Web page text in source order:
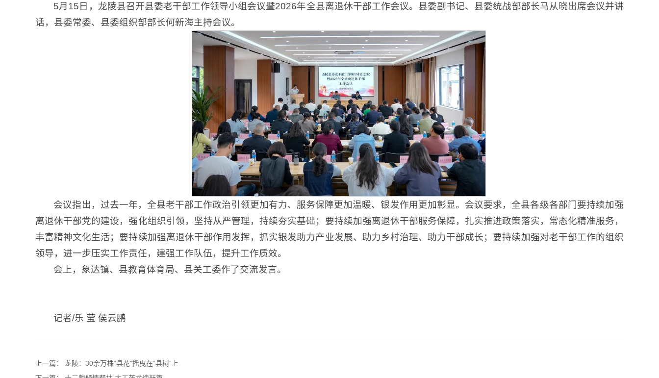
5月15日，龙陵县召开县委老干部工作领导小组会议暨2026年全县离退休干部工作会议。县委副书记、县委统战部部长马从晓出席会议并讲
话，县委常委、县委组织部部长何新海主持会议。
会议指出，过去一年，全县老干部工作政治引领更加有力、服务保障更加温暖、银发作用更加彰显。会议要求，全县各级各部门要持续加强
离退休干部党的建设，强化组织引领，坚持从严管理，持续夯实基础；要持续加强离退休干部服务保障，扎实推进政策落实，常态化精准服务，
丰富精神文化生活；要持续加强离退休干部作用发挥，抓实银发助力产业发展、助力乡村治理、助力干部成长；要持续加强对老干部工作的组织
领导，进一步压实工作责任，建强工作队伍，提升工作质效。
会上，象达镇、县教育体育局、县关工委作了交流发言。
记者/乐 莹 侯云鹏
上一篇： 龙陵：30余万株“县花”摇曳在“县树”上